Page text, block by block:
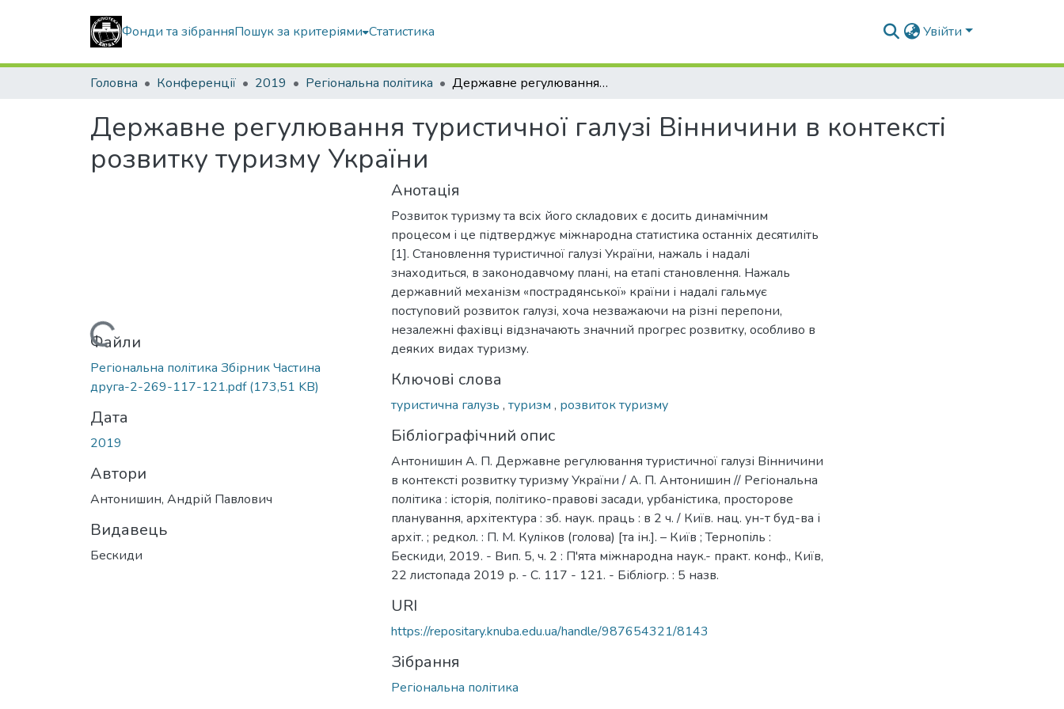
Фонди та зібранняПошук за критеріями Статистика Увійти
Головна Конференції 2019 Регіональна політика Державне регулювання туристичної галузі Вінничини в контексті розвитку туризму України
Державне регулювання туристичної галузі Вінничини в контексті
розвитку туризму України
Вантажиться...
Файли
Регіональна політика Збірник Частина
друга-2-269-117-121.pdf(173,51 KB)
Дата
2019
Автори
Антонишин, Андрій Павлович
Видавець
Бескиди
Анотація
Розвиток туризму та всіх його складових є досить динамічним
процесом і це підтверджує міжнародна статистика останніх десятиліть
[1]. Становлення туристичної галузі України, нажаль і надалі
знаходиться, в законодавчому плані, на етапі становлення. Нажаль
державний механізм «пострадянської» країни і надалі гальмує
поступовий розвиток галузі, хоча незважаючи на різні перепони,
незалежні фахівці відзначають значний прогрес розвитку, особливо в
деяких видах туризму.
Ключові слова
туристична галузь , туризм , розвиток туризму
Бібліографічний опис
Антонишин А. П. Державне регулювання туристичної галузі Вінничини
в контексті розвитку туризму України / А. П. Антонишин // Регіональна
політика : історія, політико-правові засади, урбаністика, просторове
планування, архітектура : зб. наук. праць : в 2 ч. / Київ. нац. ун-т буд-ва і
архіт. ; редкол. : П. М. Куліков (голова) [та ін.]. – Київ ; Тернопіль :
Бескиди, 2019. - Вип. 5, ч. 2 : П'ята міжнародна наук.- практ. конф., Київ,
22 листопада 2019 р. - С. 117 - 121. - Бібліогр. : 5 назв.
URI
https://repositary.knuba.edu.ua/handle/987654321/8143
Зібрання
Регіональна політика